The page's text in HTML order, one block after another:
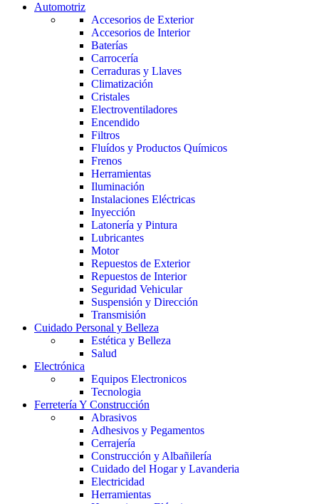
Automotriz
Accesorios de Exterior
Accesorios de Interior
Baterías
Carrocería
Cerraduras y Llaves
Climatización
Cristales
Electroventiladores
Encendido
Filtros
Fluídos y Productos Químicos
Frenos
Herramientas
Iluminación
Instalaciones Eléctricas
Inyección
Latonería y Pintura
Lubricantes
Motor
Repuestos de Exterior
Repuestos de Interior
Seguridad Vehicular
Suspensión y Dirección
Transmisión
Cuidado Personal y Belleza
Estética y Belleza
Salud
Electrónica
Equipos Electronicos
Tecnologia
Ferretería Y Construcción
Abrasivos
Adhesivos y Pegamentos
Cerrajería
Construcción y Albañilería
Cuidado del Hogar y Lavanderia
Electricidad
Herramientas